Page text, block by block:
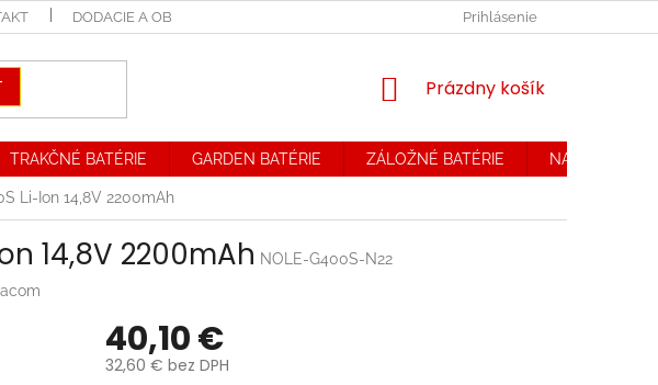
DODACIE A OBCHODNÉ PODMIENKY. REKLAMAČNÝ PORIADOKPrihlásenie
NÁKUPNÝ
Prázdny košík
TRAKČNÉ BATÉRIE GARDEN BATÉRIE ZÁLOŽNÉ BATÉRIE NABÍJAČKY
Li-Ion 14,8V 2200mAh
14,8V 2200mAh NOLE-G400S-N22
40,10 €
32,60 € bez DPH